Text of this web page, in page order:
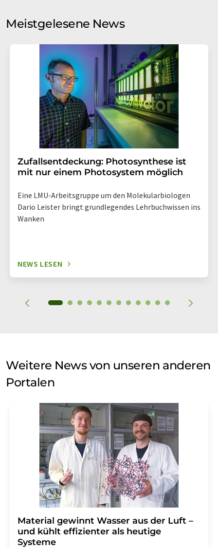
Meinungsforschung per E-Mail kontaktieren. Ihre
Einwilligung können Sie jederzeit ohne Angabe von
Str. 2, 12489 Berlin oder per E-Mail unter
widerruf@lumitos.com mit Wirkung für die Zukunft
widerrufen. Zudem ist in jeder E-Mail ein Link zur
Abbestellung des entsprechenden Newsletters
enthalten.
Meistgelesene News
Zufallsentdeckung: Photosynthese ist
mit nur einem Photosystem möglich
Eine LMU-Arbeitsgruppe um den Molekularbiologen
Dario Leister bringt grundlegendes Lehrbuchwissen ins
Wanken
NEWS LESEN
Weitere News von unseren anderen
Portalen
Material gewinnt Wasser aus der Luft –
und kühlt effizienter als heutige
Systeme